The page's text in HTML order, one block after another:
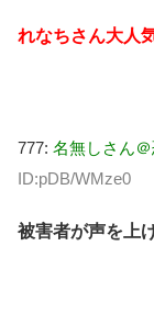
れなちさん大人
777: 名無しさん
ID:pDB/WMze0
被害者が声を上